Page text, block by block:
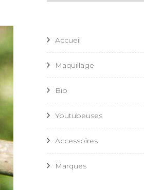
Accueil
Maquillage
Bio
Youtubeuses
Accessoires
Marques